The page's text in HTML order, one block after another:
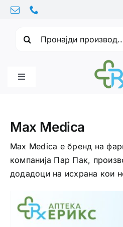
Skip
content
Toggle
Витамини
Здравје
Здравствени проблеми
Max Medica
Max Medica е бренд на
компанија Пар Пак,
додадоци на исхрана кои